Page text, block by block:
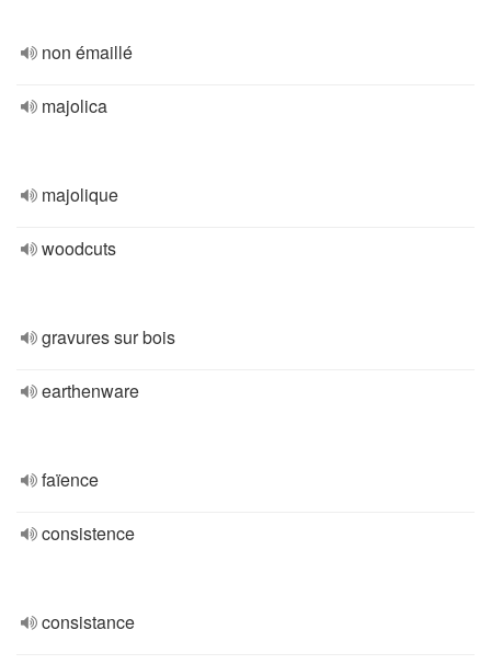
non émaillé
majolica
majolique
woodcuts
gravures sur bois
earthenware
faïence
consistence
consistance